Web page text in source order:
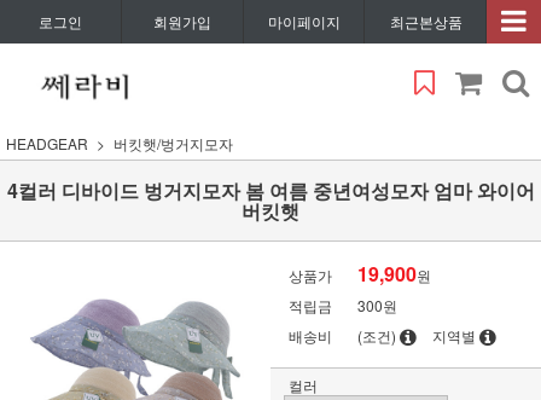
로그인 회원가입 마이페이지 최근본상품
HEADGEAR 버킷햇/벙거지모자
4컬러 디바이드 벙거지모자 봄 여름 중년여성모자 엄마 와이어
버킷햇
상품가 19,900원
적립금
300원
배송비
(조건) 지역별
컬러